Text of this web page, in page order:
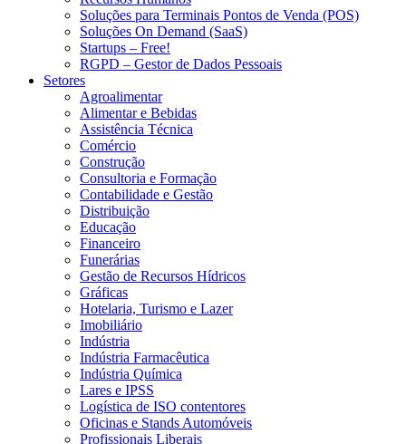
Soluções para Terminais Pontos de Venda (POS)
Soluções On Demand (SaaS)
Startups – Free!
RGPD – Gestor de Dados Pessoais
Setores
Agroalimentar
Alimentar e Bebidas
Assistência Técnica
Comércio
Construção
Consultoria e Formação
Contabilidade e Gestão
Distribuição
Educação
Financeiro
Funerárias
Gestão de Recursos Hídricos
Gráficas
Hotelaria, Turismo e Lazer
Imobiliário
Indústria
Indústria Farmacêutica
Indústria Química
Lares e IPSS
Logística de ISO contentores
Oficinas e Stands Automóveis
Profissionais Liberais